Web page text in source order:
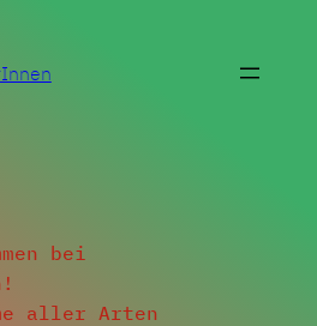
bei
aller Arten